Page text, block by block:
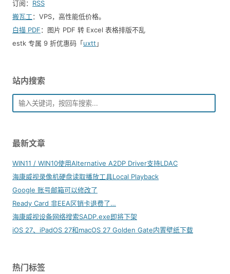
订阅： RSS
搬瓦工：VPS，高性能低价格。️
白描 PDF：图片 PDF 转 Excel 表格排版不乱
estk 专属 9 折优惠码「uxtt 」
站内搜索
最新文章
WIN11 / WIN10使用Alternative A2DP Driver支持LDAC
海康威视录像机硬盘读取播放工具Local Playback
Google 账号邮箱可以修改了
Ready Card 非EEA区销卡退费了…
海康威视设备网络搜索SADP.exe即将下架
iOS 27、iPadOS 27和macOS 27 Golden Gate内置壁纸下载
热门标签